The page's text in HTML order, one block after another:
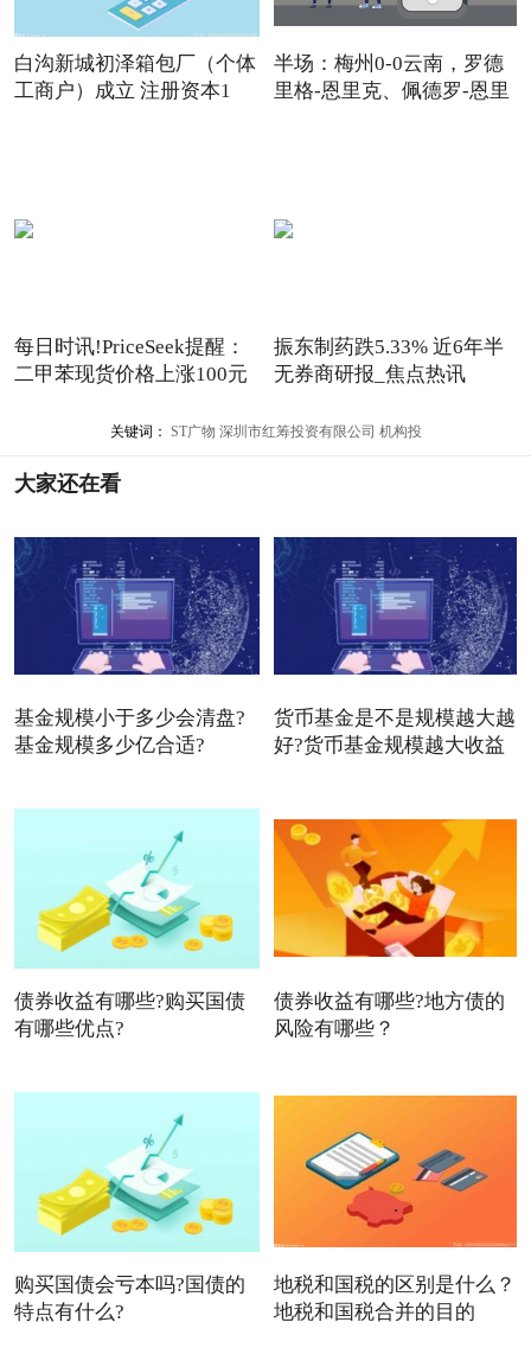
白沟新城初泽箱包厂（个体
工商户）成立 注册资本1
半场：梅州0-0云南，罗德
里格-恩里克、佩德罗-恩里
每日时讯!PriceSeek提醒：
二甲苯现货价格上涨100元
振东制药跌5.33% 近6年半
无券商研报_焦点热讯
关键词： ST广物 深圳市红筹投资有限公司 机构投
大家还在看
基金规模小于多少会清盘?
基金规模多少亿合适?
货币基金是不是规模越大越
好?货币基金规模越大收益
债券收益有哪些?购买国债
有哪些优点?
债券收益有哪些?地方债的
风险有哪些？
购买国债会亏本吗?国债的
特点有什么?
地税和国税的区别是什么？
地税和国税合并的目的